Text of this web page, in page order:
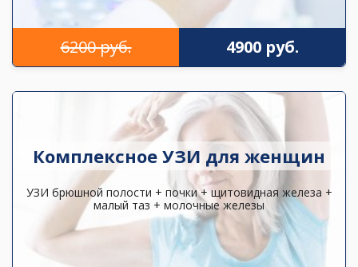
6200 руб. 4900 руб.
Комплексное УЗИ для женщин
УЗИ брюшной полости + почки + щитовидная железа +
малый таз + молочные железы